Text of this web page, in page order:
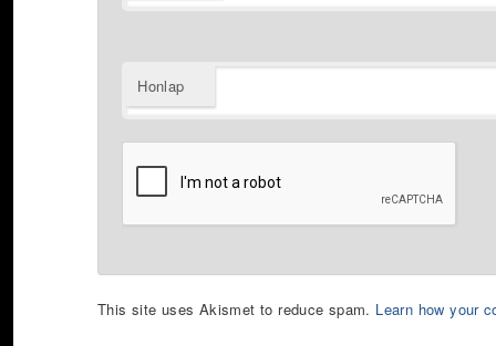
Honlap
This site uses Akismet to reduce spam. Learn how your